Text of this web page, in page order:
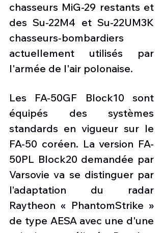
chasseurs MiG-29 restants et
des Su-22M4 et Su-22UM3K
chasseurs-bombardiers
actuellement utilisés par
l'armée de l'air polonaise.
Les FA-50GF Block10 sont
équipés des systèmes
standards en vigueur sur le
FA-50 coréen. La version FA-
50PL Block20 demandée par
Varsovie va se distinguer par
l’adaptation du radar
Raytheon « PhantomStrike »
de type AESA avec une d'une